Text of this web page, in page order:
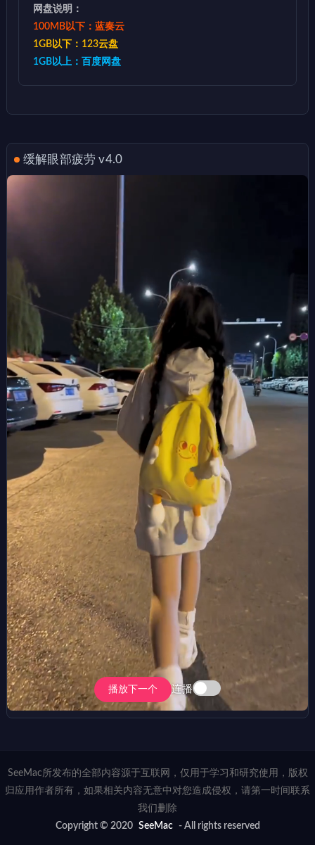
网盘说明：
100MB以下：蓝奏云
1GB以下：123云盘
1GB以上：百度网盘
缓解眼部疲劳 v4.0
播放下一个 连播
SeeMac所发布的全部内容源于互联网，仅用于学习和研究使用，版权
归应用作者所有，如果相关内容无意中对您造成侵权，请第一时间联系
我们删除
Copyright © 2020 SeeMac - All rights reserved